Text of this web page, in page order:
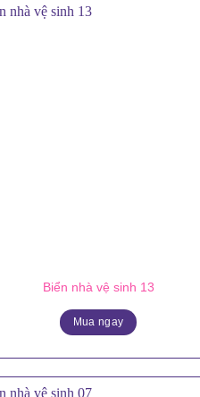
Biển nhà vệ sinh 13
Mua ngay